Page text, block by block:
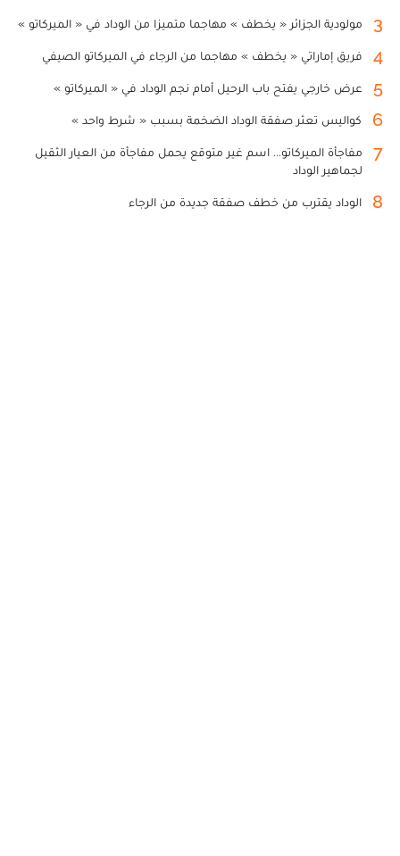
3 مولودية الجزائر « يخطف » مهاجما متميزا من الوداد في « الميركاتو »
4 فريق إماراتي « يخطف » مهاجما من الرجاء في الميركاتو الصيفي
5 عرض خارجي يفتح باب الرحيل أمام نجم الوداد في « الميركاتو »
6 كواليس تعثر صفقة الوداد الضخمة بسبب « شرط واحد »
7
مفاجأة الميركاتو... اسم غير متوقع يحمل مفاجأة من العيار الثقيل
لجماهير الوداد
8 الوداد يقترب من خطف صفقة جديدة من الرجاء